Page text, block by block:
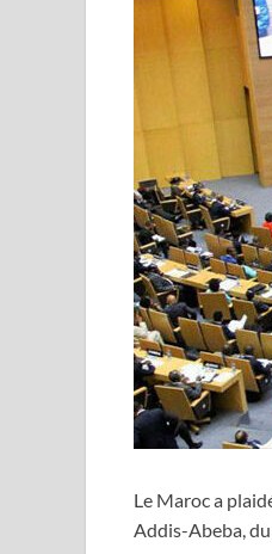
Le Maroc a
Addis-Abeba,